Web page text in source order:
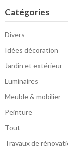
Catégories
Divers
Idées décoration
Jardin et extérieur
Luminaires
Meuble & mobilier
Peinture
Tout
Travaux de